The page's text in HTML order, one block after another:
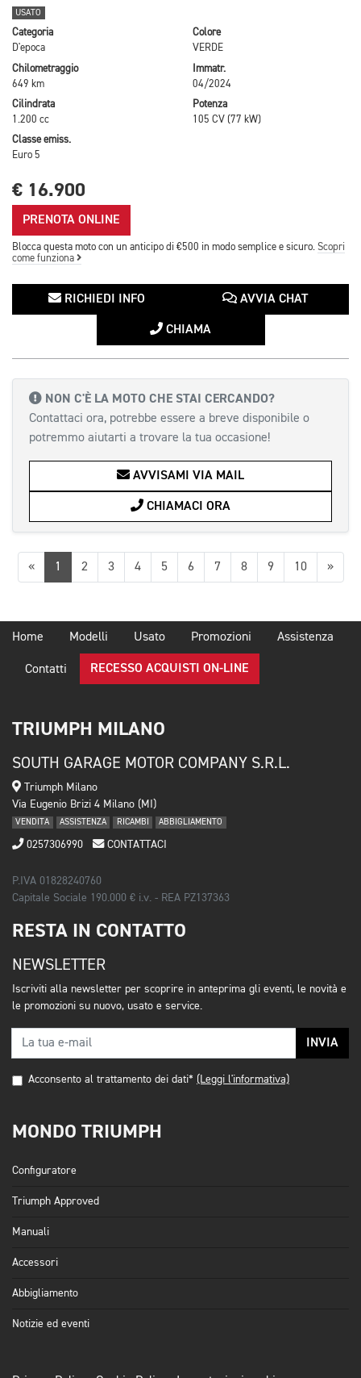
USATO
Categoria
D'epoca
Colore
VERDE
Chilometraggio
649 km
Immatr.
04/2024
Cilindrata
1.200 cc
Potenza
105 CV (77 kW)
Classe emiss.
Euro 5
€ 16.900
PRENOTA ONLINE
Blocca questa moto con un anticipo di €500 in modo semplice e sicuro. Scopri
come funziona
RICHIEDI INFO AVVIA CHAT
CHIAMA
NON C'È LA MOTO CHE STAI CERCANDO?
Contattaci ora, potrebbe essere a breve disponibile o
potremmo aiutarti a trovare la tua occasione!
AVVISAMI VIA MAIL
CHIAMACI ORA
«Precedente
1 2 3 4 5 6 7 8 9 10 »
Home Modelli Usato Promozioni Assistenza
Contatti RECESSO ACQUISTI ON-LINE
TRIUMPH MILANO
SOUTH GARAGE MOTOR COMPANY S.R.L.
Triumph Milano
Via Eugenio Brizi 4 Milano (MI)
VENDITA ASSISTENZA RICAMBI ABBIGLIAMENTO
0257306990 CONTATTACI
P.IVA 01828240760
Capitale Sociale 190.000 € i.v. - REA PZ137363
RESTA IN CONTATTO
NEWSLETTER
Iscriviti alla newsletter per scoprire in anteprima gli eventi, le novità e
le promozioni su nuovo, usato e service.
INVIA
Acconsento al trattamento dei dati* (Leggi l'informativa)
MONDO TRIUMPH
Configuratore
Triumph Approved
Manuali
Accessori
Abbigliamento
Notizie ed eventi